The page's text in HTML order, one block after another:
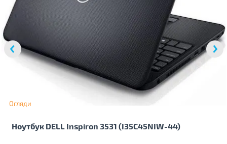
Огляди
Ноутбук DELL Inspiron 3531 (I35C45NIW-44)